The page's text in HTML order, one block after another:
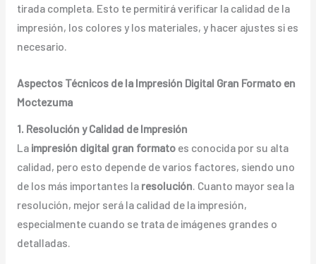
tirada completa. Esto te permitirá verificar la calidad de la
impresión, los colores y los materiales, y hacer ajustes si es
necesario.
Aspectos Técnicos de la Impresión Digital Gran Formato en
Moctezuma
1. Resolución y Calidad de Impresión
La impresión digital gran formatoes conocida por su alta
calidad, pero esto depende de varios factores, siendo uno
de los más importantes la resolución . Cuanto mayor sea la
resolución, mejor será la calidad de la impresión,
especialmente cuando se trata de imágenes grandes o
detalladas.